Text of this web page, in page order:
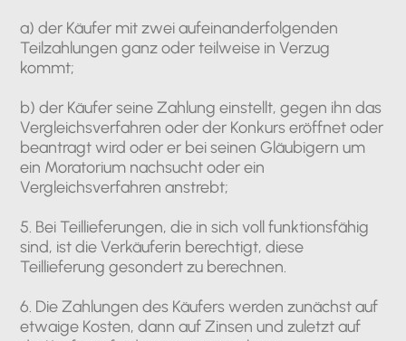
a) der Käufer mit zwei aufeinanderfolgenden
Teilzahlungen ganz oder teilweise in Verzug
kommt;
b) der Käufer seine Zahlung einstellt, gegen ihn das
Vergleichsverfahren oder der Konkurs eröffnet oder
beantragt wird oder er bei seinen Gläubigern um
ein Moratorium nachsucht oder ein
Vergleichsverfahren anstrebt;
5. Bei Teillieferungen, die in sich voll funktionsfähig
sind, ist die Verkäuferin berechtigt, diese
Teillieferung gesondert zu berechnen.
6. Die Zahlungen des Käufers werden zunächst auf
etwaige Kosten, dann auf Zinsen und zuletzt auf